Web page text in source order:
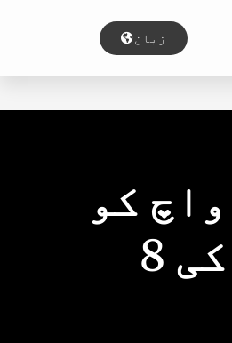
زبان
کو
اپنی مرضی کے مطابق بنانے کی 8